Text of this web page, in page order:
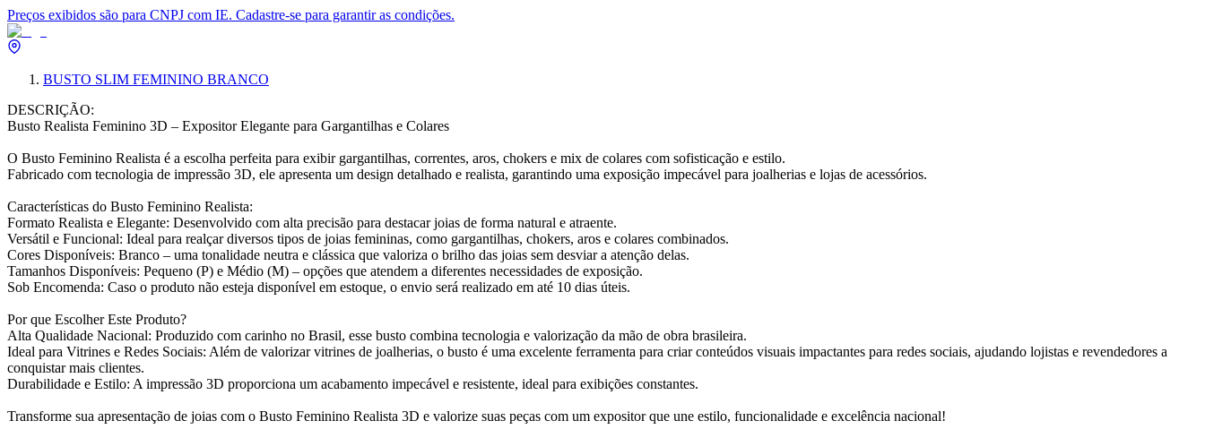
Preços exibidos são para CNPJ com IE. Cadastre-se para garantir as condições.
BUSTO SLIM FEMININO BRANCO
DESCRIÇÃO:
Busto Realista Feminino 3D – Expositor Elegante para Gargantilhas e Colares
O Busto Feminino Realista é a escolha perfeita para exibir gargantilhas, correntes, aros, chokers e mix de colares com sofisticação e estilo.
Fabricado com tecnologia de impressão 3D, ele apresenta um design detalhado e realista, garantindo uma exposição impecável para joalherias e lojas de acessórios.
Características do Busto Feminino Realista:
Formato Realista e Elegante: Desenvolvido com alta precisão para destacar joias de forma natural e atraente.
Versátil e Funcional: Ideal para realçar diversos tipos de joias femininas, como gargantilhas, chokers, aros e colares combinados.
Cores Disponíveis: Branco – uma tonalidade neutra e clássica que valoriza o brilho das joias sem desviar a atenção delas.
Tamanhos Disponíveis: Pequeno (P) e Médio (M) – opções que atendem a diferentes necessidades de exposição.
Sob Encomenda: Caso o produto não esteja disponível em estoque, o envio será realizado em até 10 dias úteis.
Por que Escolher Este Produto?
Alta Qualidade Nacional: Produzido com carinho no Brasil, esse busto combina tecnologia e valorização da mão de obra brasileira.
Ideal para Vitrines e Redes Sociais: Além de valorizar vitrines de joalherias, o busto é uma excelente ferramenta para criar conteúdos visuais impactantes para redes sociais, ajudando lojistas e revendedores a
conquistar mais clientes.
Durabilidade e Estilo: A impressão 3D proporciona um acabamento impecável e resistente, ideal para exibições constantes.
Transforme sua apresentação de joias com o Busto Feminino Realista 3D e valorize suas peças com um expositor que une estilo, funcionalidade e excelência nacional!